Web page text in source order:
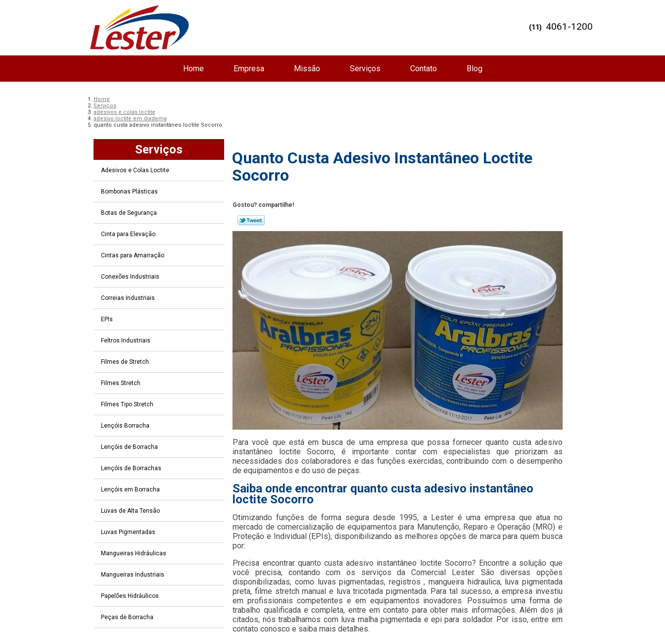
Home Empresa Missão Serviços Contato Blog
(11) 4061-1200
Home
Serviços
adesivos e colas loctite
adesivo loctite em diadema
quanto custa adesivo instantâneo loctite Socorro
Serviços
Adesivos e Colas Loctite
Bombonas Plásticas
Botas de Segurança
Cinta para Elevação
Cintas para Amarração
Conexões Industriais
Correias Industriais
EPIs
Feltros Industriais
Filmes de Stretch
Filmes Stretch
Filmes Tipo Stretch
Lençóis Borracha
Lençóis de Borracha
Lençóis de Borrachas
Lençóis em Borracha
Luvas de Alta Tensão
Luvas Pigmentadas
Mangueiras Hidráulicas
Mangueiras Industriais
Papelões Hidráulicos
Peças de Borracha
Quanto Custa Adesivo Instantâneo Loctite
Socorro
Gostou? compartilhe!
Para você que está em busca de uma empresa que possa fornecer quanto custa adesivo
instantâneo loctite Socorro, é importante contar com especialistas que priorizam as
necessidades dos colaboradores e das funções exercidas, contribuindo com o desempenho
de equipamentos e do uso de peças.
Saiba onde encontrar quanto custa adesivo instantâneo
loctite Socorro
Otimizando funções de forma segura desde 1995, a Lester é uma empresa que atua no
mercado de comercialização de equipamentos para Manutenção, Reparo e Operação (MRO) e
Proteção e Individual (EPIs), disponibilizando as melhores opções de marca para quem busca
por:
Precisa encontrar quanto custa adesivo instantâneo loctite Socorro? Encontre a solução que
você precisa, contando com os serviços da Comercial Lester. São diversas opções
disponibilizadas, como luvas pigmentadas, registros , mangueira hidraulica, luva pigmentada
preta, filme stretch manual e luva tricotada pigmentada. Para tal sucesso, a empresa investiu
em profissionais competentes e em equipamentos inovadores. Possuímos uma forma de
trabalho qualificada e completa, entre em contato para obter mais informações. Além dos já
citados, nós trabalhamos com luva malha pigmentada e epi para soldador. Por isso, entre em
contato conosco e saiba mais detalhes.